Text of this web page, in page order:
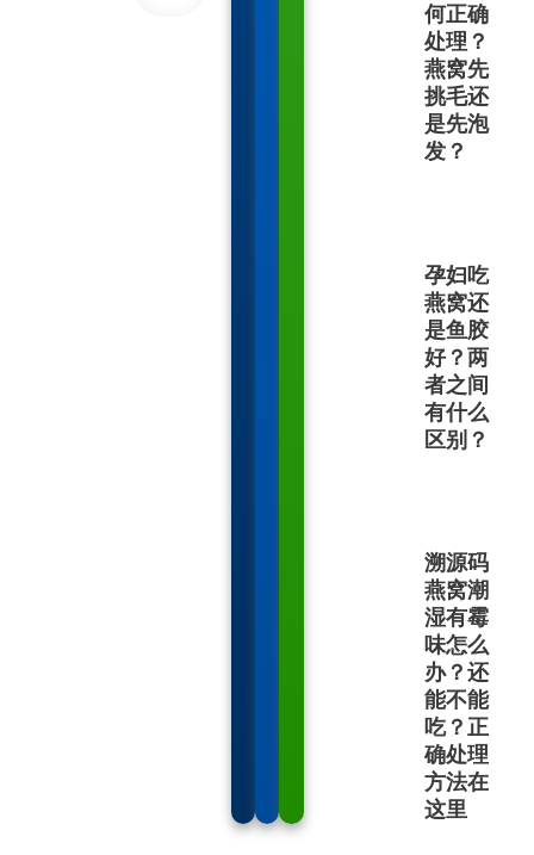
何正确
处理？
燕窝先
挑毛还
是先泡
发？
孕妇吃
燕窝还
是鱼胶
好？两
者之间
有什么
区别？
溯源码
燕窝潮
湿有霉
味怎么
办？还
能不能
吃？正
确处理
方法在
这里